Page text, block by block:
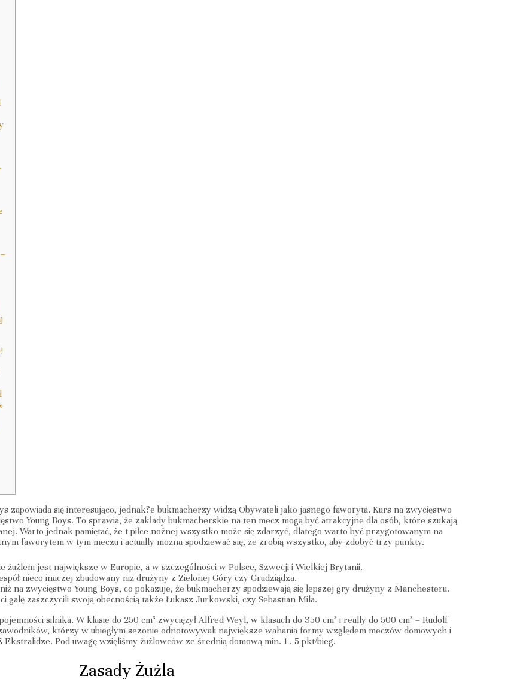
zapowiada się interesująco, jednak?e bukmacherzy widzą Obywateli jako jasnego faworyta. Kurs na zwycięstwo
Young Boys. To sprawia, że zakłady bukmacherskie na ten mecz mogą być atrakcyjne dla osób, które szukają
Warto jednak pamiętać, że t piłce nożnej wszystko może się zdarzyć, dlatego warto być przygotowanym na
faworytem w tym meczu i actually można spodziewać się, że zrobią wszystko, aby zdobyć trzy punkty.
żużlem jest największe w Europie, a w szczególności w Polsce, Szwecji i Wielkiej Brytanii.
nieco inaczej zbudowany niż drużyny z Zielonej Góry czy Grudziądza.
na zwycięstwo Young Boys, co pokazuje, że bukmacherzy spodziewają się lepszej gry drużyny z Manchesteru.
galę zaszczycili swoją obecnością także Łukasz Jurkowski, czy Sebastian Mila.
silnika. W klasie do 250 cm³ zwyciężył Alfred Weyl, w klasach do 350 cm³ i really do 500 cm³ – Rudolf
którzy w ubiegłym sezonie odnotowywali największe wahania formy względem meczów domowych i
Pod uwagę wzięliśmy żużlowców ze średnią domową min. 1 . 5 pkt/bieg.
Zasady Żużla